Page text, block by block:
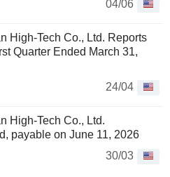
04/06
High-Tech Co., Ltd. Reports
Quarter Ended March 31,
24/04
High-Tech Co., Ltd.
payable on June 11, 2026
30/03